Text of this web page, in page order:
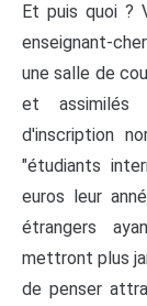
Et puis quoi ?
enseignant-
une salle de
et assimilés
d'inscription
"étudiants
euros leur
étrangers
mettront plus
de penser